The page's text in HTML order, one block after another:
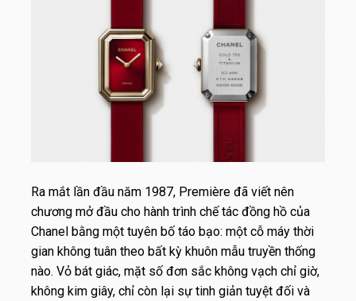
Ra mắt lần đầu năm 1987, Première đã viết nên
chương mở đầu cho hành trình chế tác đồng hồ của
Chanel bằng một tuyên bố táo bạo: một cỗ máy thời
gian không tuân theo bất kỳ khuôn mẫu truyền thống
nào. Vỏ bát giác, mặt số đơn sắc không vạch chỉ giờ,
không kim giây, chỉ còn lại sự tinh giản tuyệt đối và